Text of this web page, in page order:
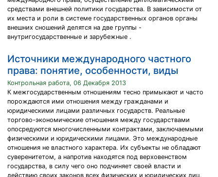
средствами внешней политики государства. В зависимости от
их места и роли в системе государственных органов органы
внешних сношений делятся на две группы -
внутригосударственные и зарубежные .
Источники международного частного
права: понятие, особенности, виды
Контрольная работа, 06 Декабря 2013
К межгосударственным отношениям тесно примыкают и часто
порождаются ими отношения между гражданами и
юридическими лицами различных государств. Реальные
торгово-экономические отношения между государствами
опосредуются многочисленными контрактами, заключаемыми
физическими и юридическими лицами. Это международные
отношения не властного характера. Их субъекты не обладают
суверенитетом, а напротив находятся под верховенством
государства, в силу чего оно подчиняет своей власти и
действию своих законов всех физических и юридических лиц,